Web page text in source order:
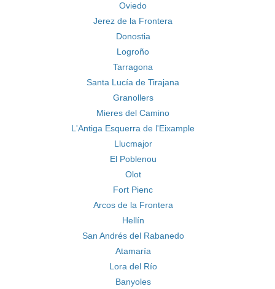
Oviedo
Jerez de la Frontera
Donostia
Logroño
Tarragona
Santa Lucía de Tirajana
Granollers
Mieres del Camino
L'Antiga Esquerra de l'Eixample
Llucmajor
El Poblenou
Olot
Fort Pienc
Arcos de la Frontera
Hellín
San Andrés del Rabanedo
Atamaría
Lora del Río
Banyoles